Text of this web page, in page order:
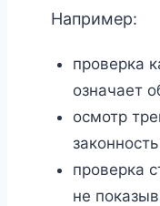
Например:
проверка
означает
осмотр
проверка
не